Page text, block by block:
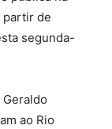
partir de
segunda-
ao Rio